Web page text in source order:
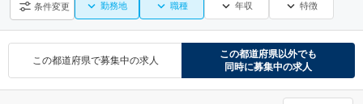
条件変更 勤務地 職種 年収 特徴
この都道府県で募集中の求人
この都道府県以外でも
同時に募集中の求人